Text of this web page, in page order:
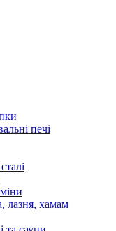
печі
лазня, хамам